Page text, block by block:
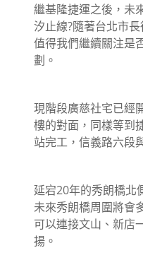
繼基隆捷運之後，未
汐止線?隨著台北市
值得我們繼續關注是
劃。
現階段廣慈社宅已經
樓的對面，同樣等到
站完工，信義路六段
延宕20年的秀朗橋北
未來秀朗橋周圍將會
可以連接文山、新店
揚。